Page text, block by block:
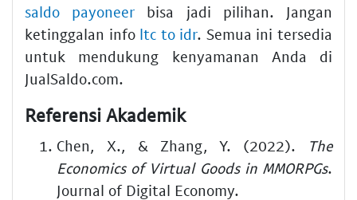
saldo payoneer bisa jadi pilihan. Jangan
ketinggalan info ltc to idr. Semua ini tersedia
untuk mendukung kenyamanan Anda di
JualSaldo.com.
Referensi Akademik
Chen, X., & Zhang, Y. (2022).
The
Economics of Virtual Goods in MMORPGs.
Journal of Digital Economy.